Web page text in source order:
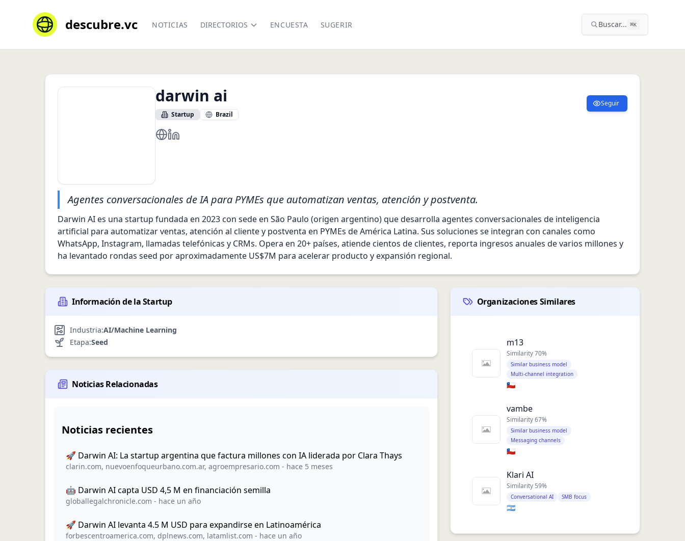
descubre.vc NOTICIAS DIRECTORIOS ENCUESTA SUGERIR Buscar... ⌘K
darwin ai
Startup Brazil
Seguir
https://www.getdarwin.ai/
https://www.linkedin.com/company/getdarwinai/
Agentes conversacionales de IA para PYMEs que automatizan ventas, atención y postventa.
Darwin AI es una startup fundada en 2023 con sede en São Paulo (origen argentino) que desarrolla agentes conversacionales de inteligencia
artificial para automatizar ventas, atención al cliente y postventa en PYMEs de América Latina. Sus soluciones se integran con canales como
WhatsApp, Instagram, llamadas telefónicas y CRMs. Opera en 20+ países, atiende cientos de clientes, reporta ingresos anuales de varios millones y
ha levantado rondas seed por aproximadamente US$7M para acelerar producto y expansión regional.
Información de la Startup
Industria:AI/Machine Learning
Etapa:Seed
Noticias Relacionadas
Noticias recientes
🚀 Darwin AI: La startup argentina que factura millones con IA liderada por Clara Thays
clarin.com, nuevoenfoqueurbano.com.ar, agroempresario.com - hace 5 meses
🤖 Darwin AI capta USD 4,5 M en financiación semilla
globallegalchronicle.com - hace un año
🚀 Darwin AI levanta 4.5 M USD para expandirse en Latinoamérica
forbescentroamerica.com, dplnews.com, latamlist.com - hace un año
Organizaciones Similares
m13
Similarity70%
Similar business model
Multi-channel integration
🇨🇱
vambe
Similarity67%
Similar business model
Messaging channels
🇨🇱
Klari AI
Similarity 59%
Conversational AI SMB focus
🇦🇷